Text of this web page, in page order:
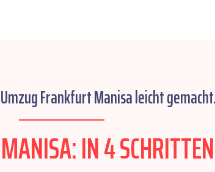
Frankfurt Manisa leicht
IN 4